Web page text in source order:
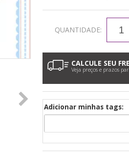
QUANTIDADE:
CALCULE SEU
Veja preços e prazos
Adicionar minhas tags: